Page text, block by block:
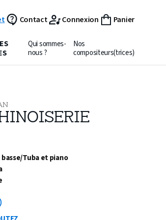
Contact Connexion Panier
Qui sommes-
nous ?
Nos
compositeurs(trices)
Tuba et piano